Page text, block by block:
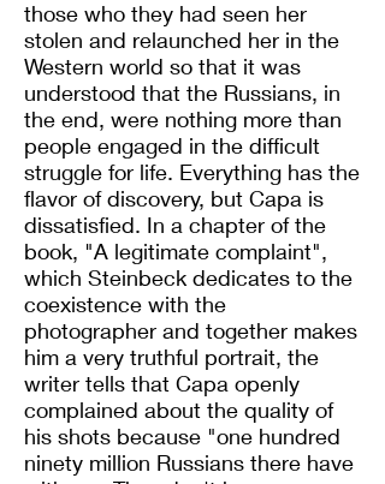
those who they had seen her
stolen and relaunched her in the
Western world so that it was
understood that the Russians, in
the end, were nothing more than
people engaged in the difficult
struggle for life. Everything has the
flavor of discovery, but Capa is
dissatisfied. In a chapter of the
book, "A legitimate complaint",
which Steinbeck dedicates to the
coexistence with the
photographer and together makes
him a very truthful portrait, the
writer tells that Capa openly
complained about the quality of
his shots because "one hundred
ninety million Russians there have